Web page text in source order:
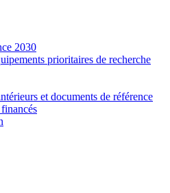
2030
prioritaires de recherche
et documents de référence